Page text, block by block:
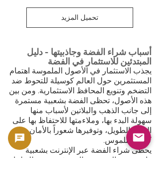
تحميل المزيد
أسباب شراء الفضة وجاذبيتها - دليل
المبتدئين للاستثمار في الفضة
يجذب الاستثمار في الأصول الملموسة اهتمام
المستثمرين حول العالم كوسيلة للتحوط ضد
التضخم وتنويع المحافظ الاستثمارية. ومن بين
هذه الأصول، تحظى الفضة بشعبية مستمرة
إلى جانب الذهب والبلاتين لأسباب منها
سهولة البدء بها، وملاءمتها للاحتفاظ بها على
المدى الطويل، وتوفيرها شعوراً بالأمان
كأصل ملموس.
يحظى شراء الفضة عبر الإنترنت بشعبية
واسعة بين العديد من المستثمرين، وذلك لما